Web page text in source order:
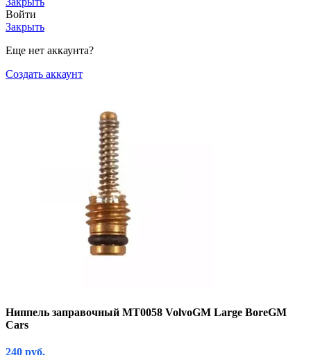
Войти
Закрыть
Еще нет аккаунта?
Создать аккаунт
Ниппель заправочный MT0058 VolvoGM Large BoreGM
Cars
240 руб.